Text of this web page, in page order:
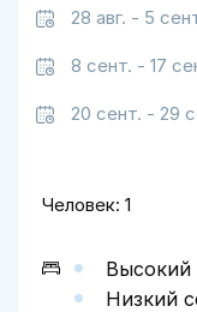
28 авг. - 5
8 сент. - 17
20 сент. - 29
Человек: 1
Высокий
Низкий